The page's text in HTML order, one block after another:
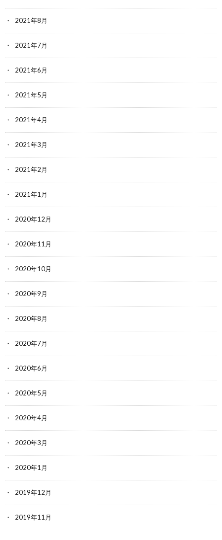
2021年8月
2021年7月
2021年6月
2021年5月
2021年4月
2021年3月
2021年2月
2021年1月
2020年12月
2020年11月
2020年10月
2020年9月
2020年8月
2020年7月
2020年6月
2020年5月
2020年4月
2020年3月
2020年1月
2019年12月
2019年11月